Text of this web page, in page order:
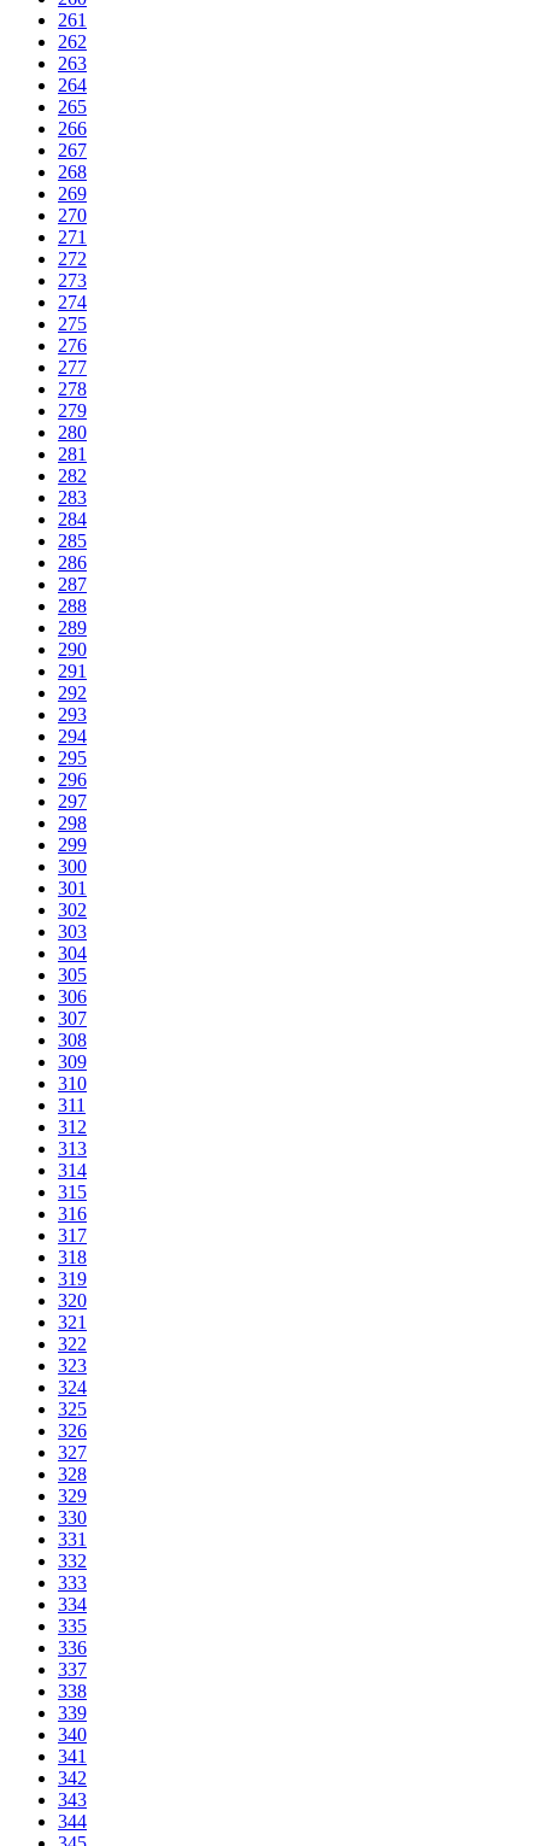
261
262
263
264
265
266
267
268
269
270
271
272
273
274
275
276
277
278
279
280
281
282
283
284
285
286
287
288
289
290
291
292
293
294
295
296
297
298
299
300
301
302
303
304
305
306
307
308
309
310
311
312
313
314
315
316
317
318
319
320
321
322
323
324
325
326
327
328
329
330
331
332
333
334
335
336
337
338
339
340
341
342
343
344